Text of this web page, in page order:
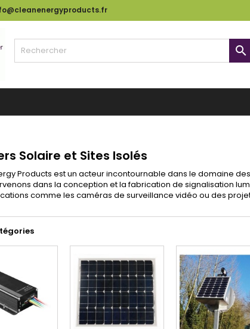

Solaire et Sites Isolés
Products est un acteur incontournable dans le domaine
dans la conception et la fabrication de signalisation
comme les caméras de surveillance vidéo ou des